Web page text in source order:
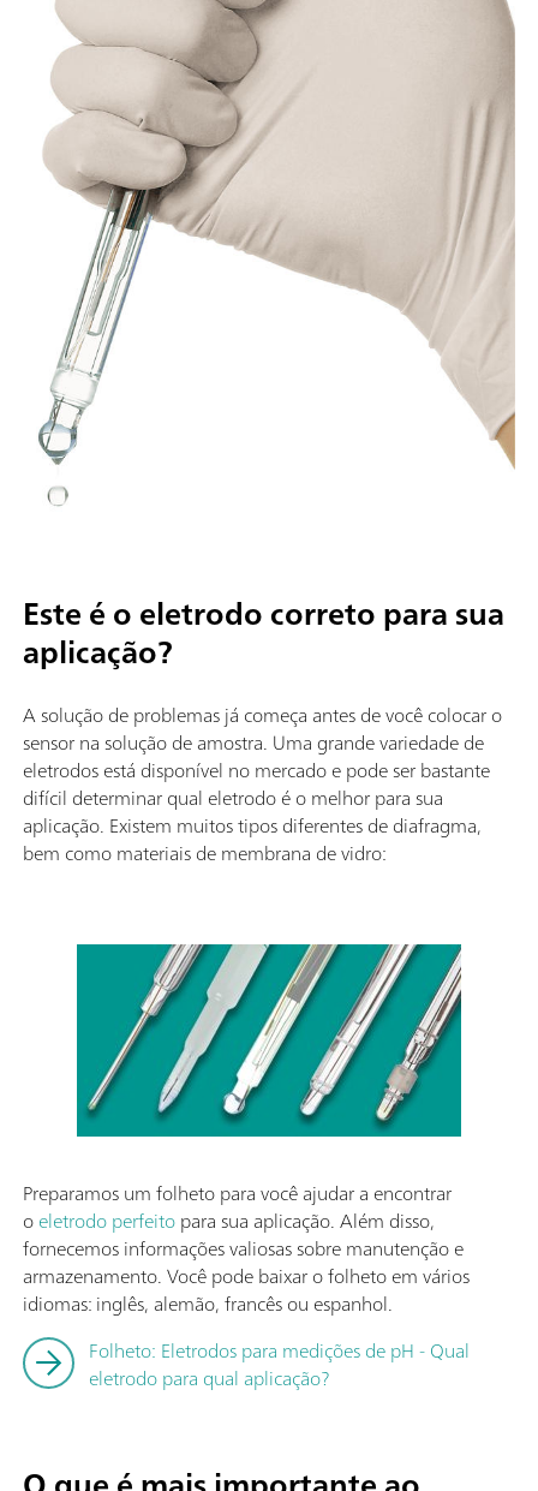
Este é o eletrodo correto para sua
aplicação?
A solução de problemas já começa antes de você colocar o
sensor na solução de amostra. Uma grande variedade de
eletrodos está disponível no mercado e pode ser bastante
difícil determinar qual eletrodo é o melhor para sua
aplicação. Existem muitos tipos diferentes de diafragma,
bem como materiais de membrana de vidro:
Preparamos um folheto para você ajudar a encontrar
oeletrodo perfeitopara sua aplicação. Além disso,
fornecemos informações valiosas sobre manutenção e
armazenamento. Você pode baixar o folheto em vários
idiomas: inglês, alemão, francês ou espanhol.
Folheto: Eletrodos para medições de pH - Qual
eletrodo para qual aplicação?